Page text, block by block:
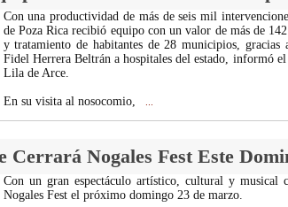
Con una productividad de más de seis mil
de Poza Rica recibió equipo con un valor de más de
y tratamiento de habitantes de 28 municipios, gracias
Fidel Herrera Beltrán a hospitales del estado, informó
Lila de Arce.
En su visita al nosocomio,
Cerrará Nogales Fest Este
Con un gran espectáculo artístico, cultural y musical
Nogales Fest el próximo domingo 23 de marzo.